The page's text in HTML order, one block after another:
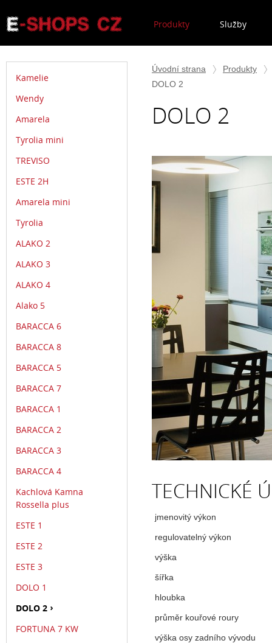
Produkty Služby
Úvodní strana
Produkty
DOLO 2
DOLO 2
TECHNICKÉ
jmenovitý výkon
regulovatelný výkon
výška
šířka
hloubka
průměr kouřové roury
výška osy zadního vývodu
Kamelie
Wendy
Amarela
Tyrolia mini
TREVISO
ESTE 2H
Amarela mini
Tyrolia
ALAKO 2
ALAKO 3
ALAKO 4
Alako 5
BARACCA 6
BARACCA 8
BARACCA 5
BARACCA 7
BARACCA 1
BARACCA 2
BARACCA 3
BARACCA 4
Kachlová Kamna
Rossella plus
ESTE 1
ESTE 2
ESTE 3
DOLO 1
DOLO 2
FORTUNA 7 KW